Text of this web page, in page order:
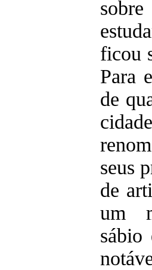
ficou
Para
de
seus
de
um
sábio